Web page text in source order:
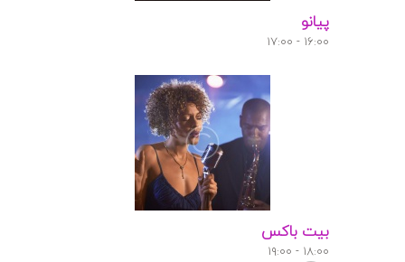
پیانو
۱۶:۰۰ - ۱۷:۰۰
بیت باکس
۱۸:۰۰ - ۱۹:۰۰